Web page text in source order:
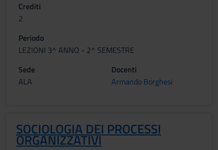
Crediti
2
Periodo
LEZIONI 3^ ANNO - 2^ SEMESTRE
Sede
ALA
Docenti
Armando Borghesi
SOCIOLOGIA DEI PROCESSI
ORGANIZZATIVI